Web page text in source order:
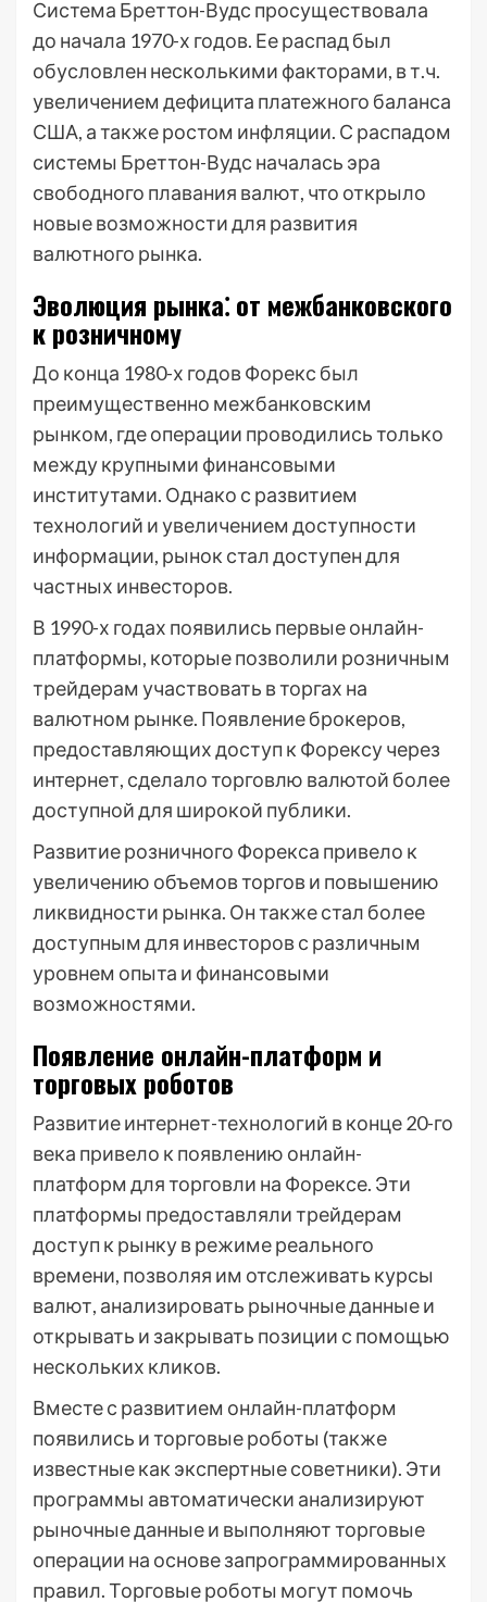
Система Бреттон-Вудс просуществовала
до начала 1970-х годов. Ее распад был
обусловлен несколькими факторами, в т.ч.
увеличением дефицита платежного баланса
США, а также ростом инфляции. С распадом
системы Бреттон-Вудс началась эра
свободного плавания валют, что открыло
новые возможности для развития
валютного рынка.
Эволюция рынка⁚ от межбанковского
к розничному
До конца 1980-х годов Форекс был
преимущественно межбанковским
рынком, где операции проводились только
между крупными финансовыми
институтами. Однако с развитием
технологий и увеличением доступности
информации, рынок стал доступен для
частных инвесторов.
В 1990-х годах появились первые онлайн-
платформы, которые позволили розничным
трейдерам участвовать в торгах на
валютном рынке. Появление брокеров,
предоставляющих доступ к Форексу через
интернет, сделало торговлю валютой более
доступной для широкой публики.
Развитие розничного Форекса привело к
увеличению объемов торгов и повышению
ликвидности рынка. Он также стал более
доступным для инвесторов с различным
уровнем опыта и финансовыми
возможностями.
Появление онлайн-платформ и
торговых роботов
Развитие интернет-технологий в конце 20-го
века привело к появлению онлайн-
платформ для торговли на Форексе. Эти
платформы предоставляли трейдерам
доступ к рынку в режиме реального
времени, позволяя им отслеживать курсы
валют, анализировать рыночные данные и
открывать и закрывать позиции с помощью
нескольких кликов.
Вместе с развитием онлайн-платформ
появились и торговые роботы (также
известные как экспертные советники). Эти
программы автоматически анализируют
рыночные данные и выполняют торговые
операции на основе запрограммированных
правил. Торговые роботы могут помочь